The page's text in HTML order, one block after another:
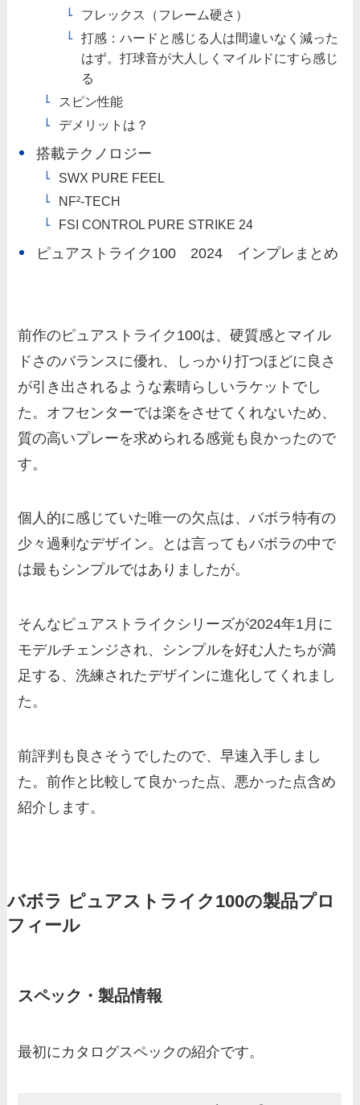
フレックス（フレーム硬さ）
打感：ハードと感じる人は間違いなく減った
はず。打球音が大人しくマイルドにすら感じ
る
スピン性能
デメリットは？
搭載テクノロジー
SWX PURE FEEL
NF²-TECH
FSI CONTROL PURE STRIKE 24
ピュアストライク100 2024 インプレまとめ
前作のピュアストライク100は、硬質感とマイル
ドさのバランスに優れ、しっかり打つほどに良さ
が引き出されるような素晴らしいラケットでし
た。オフセンターでは楽をさせてくれないため、
質の高いプレーを求められる感覚も良かったので
す。
個人的に感じていた唯一の欠点は、バボラ特有の
少々過剰なデザイン。とは言ってもバボラの中で
は最もシンプルではありましたが。
そんなピュアストライクシリーズが2024年1月に
モデルチェンジされ、シンプルを好む人たちが満
足する、洗練されたデザインに進化してくれまし
た。
前評判も良さそうでしたので、早速入手しまし
た。前作と比較して良かった点、悪かった点含め
紹介します。
バボラ ピュアストライク100の製品プロ
フィール
スペック・製品情報
最初にカタログスペックの紹介です。